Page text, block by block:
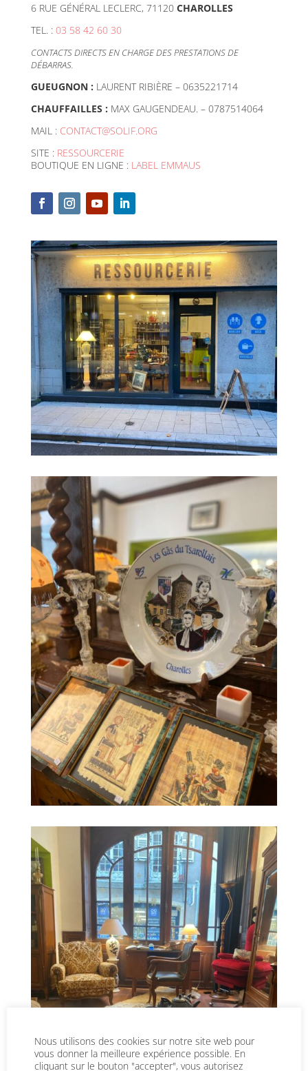
6 RUE GÉNÉRAL LECLERC, 71120 CHAROLLES
TEL. : 03 58 42 60 30
CONTACTS DIRECTS EN CHARGE DES PRESTATIONS DE
DÉBARRAS.
GUEUGNON : LAURENT RIBIÈRE – 0635221714
CHAUFFAILLES : MAX GAUGENDEAU.– 0787514064
MAIL : CONTACT@SOLIF.ORG
SITE : RESSOURCERIE
BOUTIQUE EN LIGNE : LABEL EMMAUS
Nous utilisons des cookies sur notre site web pour
vous donner la meilleure expérience possible. En
cliquant sur le bouton "accepter", vous autorisez